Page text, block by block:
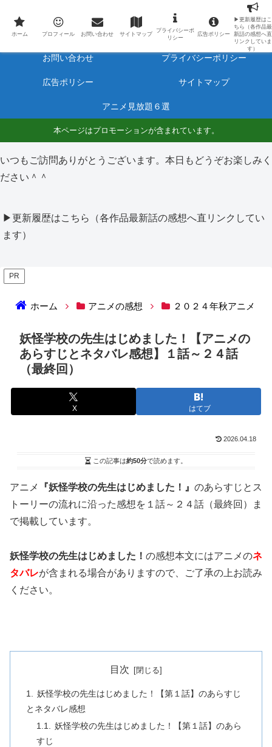
最新アニメのあらすじと感想をネタバレ有りで毎日更新しています。
ホーム プロフィール
お問い合わせ プライバシーポリシー
広告ポリシー サイトマップ
アニメ見放題６選
本ページはプロモーションが含まれています。
いつもご訪問ありがとうございます。本日もどうぞお楽しみく
ださい＾＾
▶更新履歴はこちら（各作品最新話の感想へ直リンクしてい
ます）
PR
ホーム アニメの感想 ２０２４年秋アニメ
妖怪学校の先生はじめました！【アニメの
あらすじとネタバレ感想】１話～２４話
（最終回）
X はてブ
2026.04.18
この記事は約50分で読めます。
アニメ 『妖怪学校の先生はじめました！』 のあらすじとス
トーリーの流れに沿った感想を１話～２４話（最終回）ま
で掲載しています。
妖怪学校の先生はじめました！ の感想本文にはアニメのネ
タバレが含まれる場合がありますので、ご了承の上お読み
ください。
目次
妖怪学校の先生はじめました！【第１話】のあらすじ
とネタバレ感想
妖怪学校の先生はじめました！【第１話】のあら
すじ
ホーム プロフィール お問い合わせ サイトマップ
プライバシーポ
リシー
広告ポリシー
▶更新履歴はこ
ちら（各作品最
新話の感想へ直
リンクしていま
す）